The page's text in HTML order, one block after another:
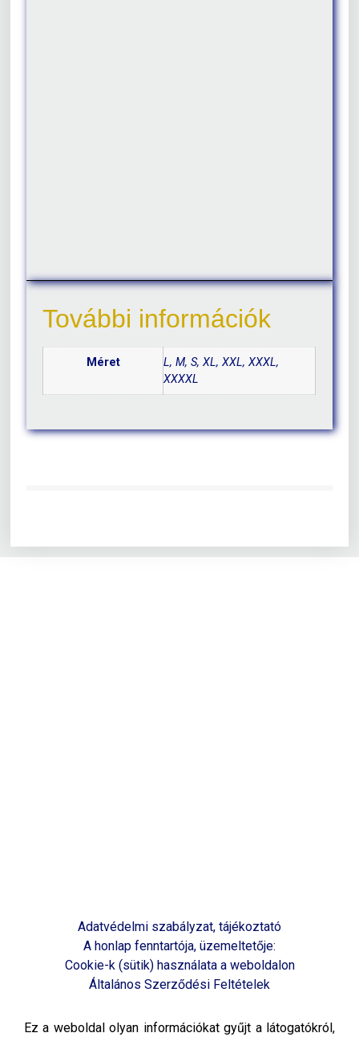
További információk
Méret
L, M, S, XL, XXL, XXXL,
XXXXL
Adatvédelmi szabályzat, tájékoztató
A honlap fenntartója, üzemeltetője:
Cookie-k (sütik) használata a weboldalon
Általános Szerződési Feltételek
Ez a weboldal olyan információkat gyűjt a látogatókról,